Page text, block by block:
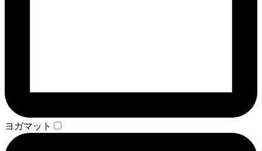
ヨガマット